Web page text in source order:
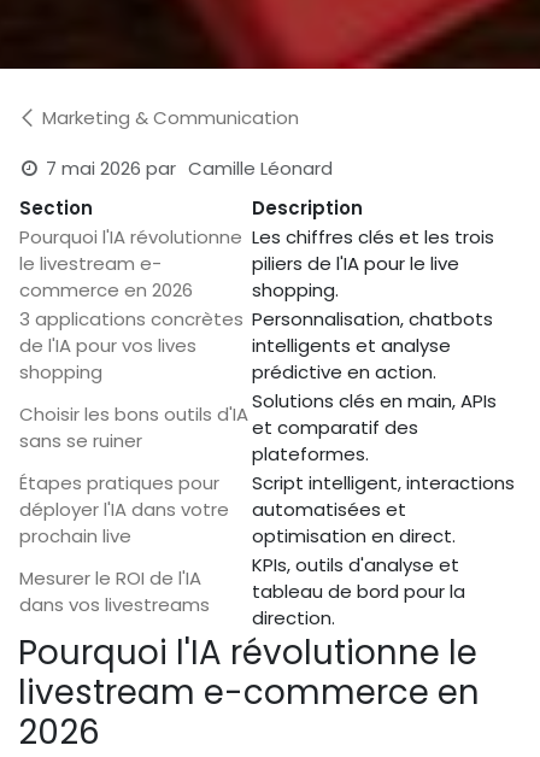
Marketing & Communication
7 mai 2026 par Camille Léonard
Section
Description
Pourquoi l'IA révolutionne
le livestream e-
commerce en 2026
Les chiffres clés et les trois
piliers de l'IA pour le live
shopping.
3 applications concrètes
de l'IA pour vos lives
shopping
Personnalisation, chatbots
intelligents et analyse
prédictive en action.
Choisir les bons outils d'IA
sans se ruiner
Solutions clés en main, APIs
et comparatif des
plateformes.
Étapes pratiques pour
déployer l'IA dans votre
prochain live
Script intelligent, interactions
automatisées et
optimisation en direct.
Mesurer le ROI de l'IA
dans vos livestreams
KPIs, outils d'analyse et
tableau de bord pour la
direction.
Pourquoi l'IA révolutionne le
livestream e-commerce en
2026